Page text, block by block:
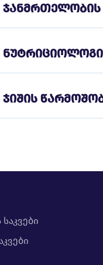
ჯანმრთელობის
ჯიშის